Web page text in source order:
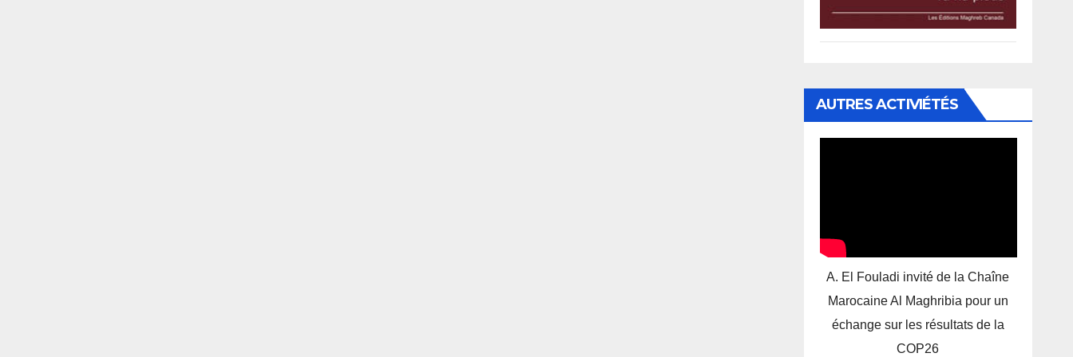
AUTRES ACTIVIÉTÉS
A. El Fouladi invité de la Chaîne
Marocaine Al Maghribia pour un
échange sur les résultats de la
COP26